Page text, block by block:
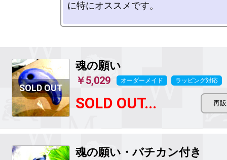
に特にオススメです。
魂の願い
￥5,029 オーダーメイド ラッピング対応
SOLD OUT...
魂の願い・バチカン付き